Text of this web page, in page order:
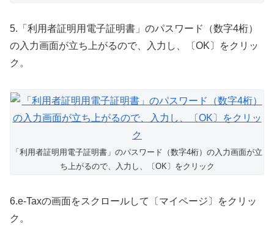
5.「利用者証明用電子証明書」のパスワード（数字4桁）
の入力画面が立ち上がるので、入力し、〔OK〕をクリッ
ク。
「利用者証明用電子証明書」のパスワード（数字4桁）の入力画面が立
ち上がるので、入力し、〔OK〕をクリック
6.e-Taxの画面をスクロールして〔マイページ〕をクリッ
ク。